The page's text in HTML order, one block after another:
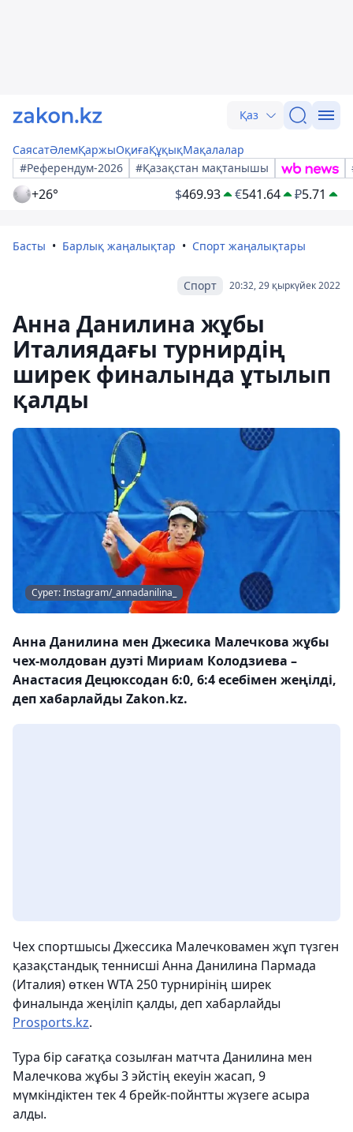
Қаз
СаясатӘлемҚаржыОқиғаҚұқықМақалалар
#Референдум-2026
#Қазақстан мақтанышы
+26° $469.93 €541.64 ₽5.71
Басты Барлық жаңалықтар Спорт жаңалықтары
20:32, 29 қыркүйек 2022
Спорт
Анна Данилина жұбы
Италиядағы турнирдің
ширек финалында ұтылып
қалды
Сурет: Instagram/_annadanilina_
Анна Данилина мен Джесика Малечкова жұбы
чех-молдован дуэті Мириам Колодзиева –
Анастасия Децюксодан 6:0, 6:4 есебімен жеңілді,
деп хабарлайды Zakon.kz.
Чех спортшысы Джессика Малечковамен жұп түзген
қазақстандық теннисші Анна Данилина Пармада
(Италия) өткен WTA 250 турнирінің ширек
финалында жеңіліп қалды, деп хабарлайды
Prosports.kz.
Тура бір сағатқа созылған матчта Данилина мен
Малечкова жұбы 3 эйстің екеуін жасап, 9
мүмкіндіктен тек 4 брейк-пойнтты жүзеге асыра
алды.